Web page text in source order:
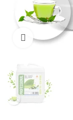
Kliknij, aby